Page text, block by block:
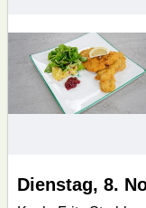
Dienstag, 8.